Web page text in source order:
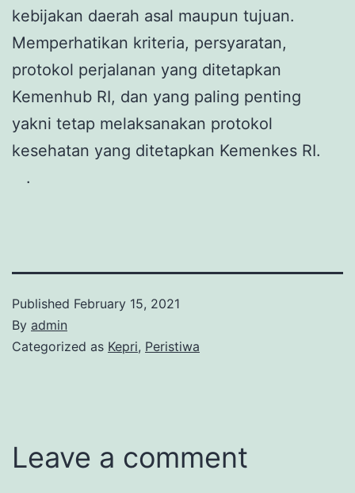
kebijakan daerah asal maupun tujuan.
Memperhatikan kriteria, persyaratan,
protokol perjalanan yang ditetapkan
Kemenhub RI, dan yang paling penting
yakni tetap melaksanakan protokol
kesehatan yang ditetapkan Kemenkes RI.
.
Published February 15, 2021
By admin
Categorized as Kepri, Peristiwa
Leave a comment